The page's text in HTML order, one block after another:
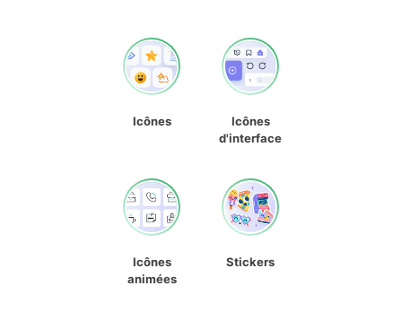
Icônes
Icônes
d'interface
Icônes
animées
Stickers